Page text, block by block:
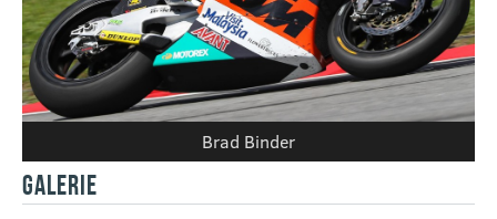
Brad Binder
GALERIE